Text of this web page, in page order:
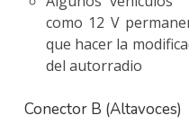
como 12 V
que hacer la
del autorradio
Conector B (Altavoces)